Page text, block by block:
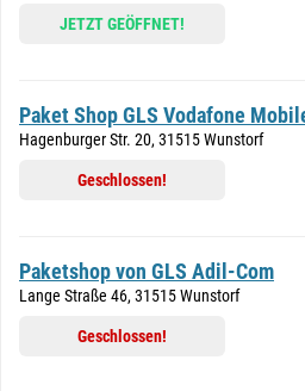
JETZT GEÖFFNET!
Paket Shop GLS Vodafone
Hagenburger Str. 20, 31515 Wunstorf
Geschlossen!
Paketshop von GLS Adil-Com
Lange Straße 46, 31515 Wunstorf
Geschlossen!